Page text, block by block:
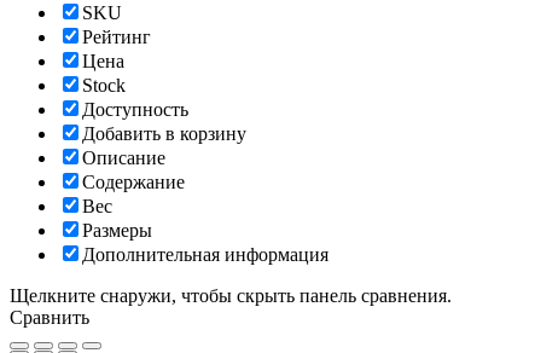
SKU
Рейтинг
Цена
Stock
Доступность
Добавить в корзину
Описание
Содержание
Вес
Размеры
Дополнительная информация
Щелкните снаружи, чтобы скрыть панель сравнения.
Сравнить